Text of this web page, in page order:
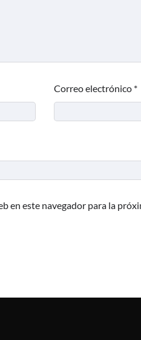
Correo electrónico *
en este navegador para la